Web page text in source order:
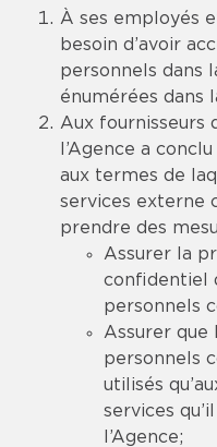
À ses employés
besoin d’avoir
personnels dans
énumérées dans
Aux fournisseurs
l’Agence a
aux termes de
services externe
prendre des
Assurer la
confidentiel
personnels
Assurer que
personnels
utilisés
services
l’Agence;